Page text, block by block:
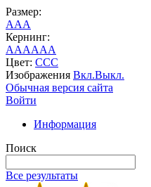
Размер:
AAA
Кернинг:
AAAAAA
Цвет: CCC
Изображения Вкл.Выкл.
Обычная версия сайта
Войти
Информация
Поиск
Все результаты